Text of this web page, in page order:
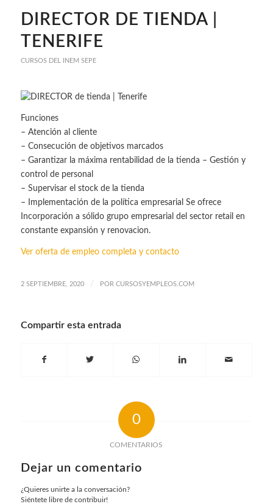
DIRECTOR DE TIENDA |
TENERIFE
CURSOS DEL INEM SEPE
Funciones
– Atención al cliente
– Consecución de objetivos marcados
– Garantizar la máxima rentabilidad de la tienda – Gestión y
control de personal
– Supervisar el stock de la tienda
– Implementación de la política empresarial Se ofrece
Incorporación a sólido grupo empresarial del sector retail en
constante expansión y renovacion.
Ver oferta de empleo completa y contacto
2 SEPTIEMBRE, 2020 / POR CURSOSYEMPLEOS.COM
Compartir esta entrada
0
COMENTARIOS
Dejar un comentario
¿Quieres unirte a la conversación?
Siéntete libre de contribuir!